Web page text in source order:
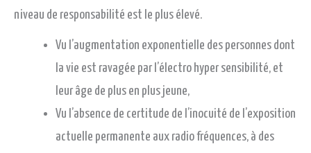
niveau de responsabilité est le plus élevé.
Vu l’augmentation exponentielle des personnes dont
la vie est ravagée par l’électro hyper sensibilité, et
leur âge de plus en plus jeune,
Vu l’absence de certitude de l’inocuité de l’exposition
actuelle permanente aux radio fréquences, à des